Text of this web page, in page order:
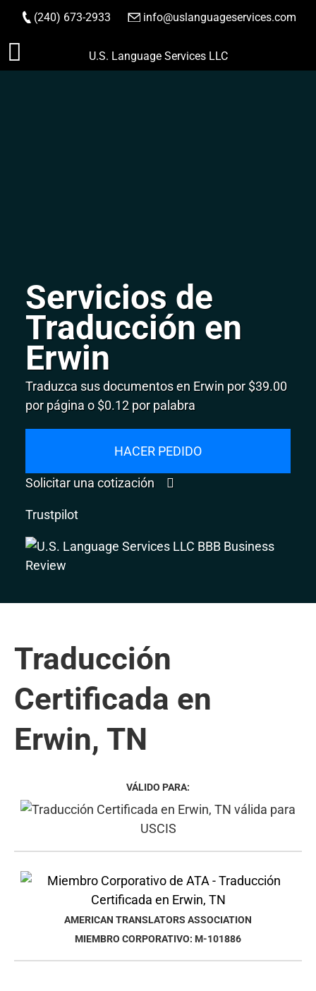
Saltar
(240) 673-2933 info@uslanguageservices.com
HACER PEDIDO
U.S. Language Services LLC
Servicios de
Traducción en
Erwin
Traduzca sus documentos en Erwin por $39.00
por página o $0.12 por palabra
HACER PEDIDO
Solicitar una cotización
Trustpilot
Traducción
Certificada en
Erwin, TN
VÁLIDO PARA:
AMERICAN TRANSLATORS ASSOCIATION
MIEMBRO CORPORATIVO: M-101886